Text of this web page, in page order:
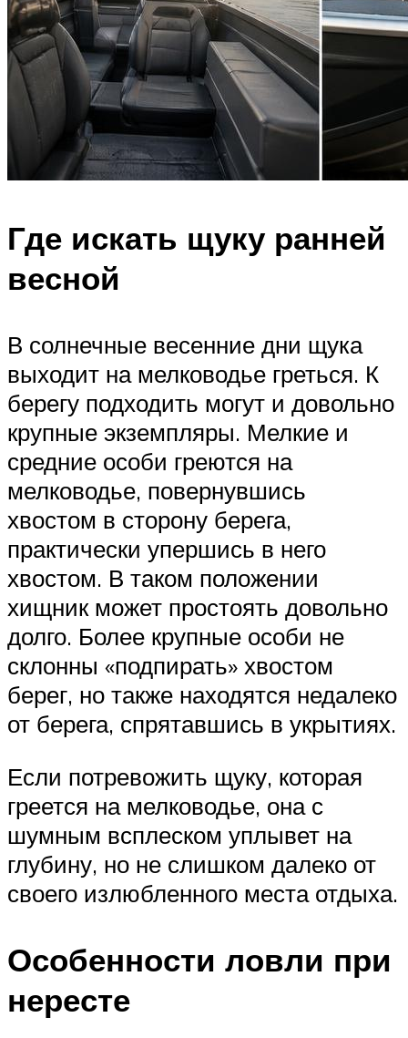
Где искать щуку ранней
весной
В солнечные весенние дни щука
выходит на мелководье греться. К
берегу подходить могут и довольно
крупные экземпляры. Мелкие и
средние особи греются на
мелководье, повернувшись
хвостом в сторону берега,
практически упершись в него
хвостом. В таком положении
хищник может простоять довольно
долго. Более крупные особи не
склонны «подпирать» хвостом
берег, но также находятся недалеко
от берега, спрятавшись в укрытиях.
Если потревожить щуку, которая
греется на мелководье, она с
шумным всплеском уплывет на
глубину, но не слишком далеко от
своего излюбленного места отдыха.
Особенности ловли при
нересте